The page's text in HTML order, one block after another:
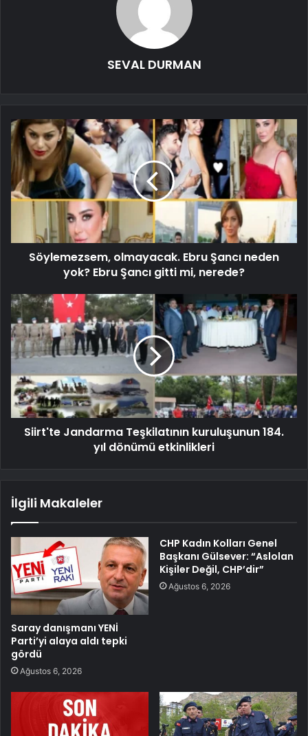
SEVAL DURMAN
Söylemezsem, olmayacak. Ebru Şancı neden
yok? Ebru Şancı gitti mi, nerede?
Siirt'te Jandarma Teşkilatının kuruluşunun 184.
yıl dönümü etkinlikleri
İlgili Makaleler
Saray danışmanı YENİ
Parti’yi alaya aldı tepki
gördü
Ağustos 6, 2026
CHP Kadın Kolları Genel
Başkanı Gülsever: “Aslolan
Kişiler Değil, CHP’dir”
Ağustos 6, 2026